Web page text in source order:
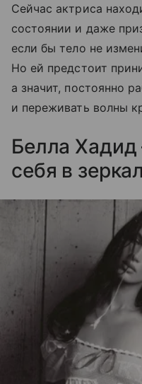
Сейчас актриса
состоянии и даже
если бы тело не
Но ей предстоит
а значит, постоянно
и переживать волны
Белла
себя в